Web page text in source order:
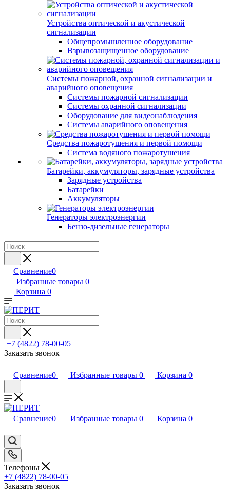
Устройства оптической и акустической
сигнализации
Общепромышленное оборудование
Взрывозащищенное оборудование
Системы пожарной, охранной сигнализации и
аварийного оповещения
Системы пожарной сигнализации
Системы охранной сигнализации
Оборудование для видеонаблюдения
Системы аварийного оповещения
Средства пожаротушения и первой помощи
Система водяного пожаротушения
Батарейки, аккумуляторы, зарядные устройства
Зарядные устройства
Батарейки
Аккумуляторы
Генераторы электроэнергии
Бензо-дизельные генераторы
Сравнение0
Избранные товары 0
Корзина 0
+7 (4822) 78-00-05
Заказать звонок
Сравнение0 Избранные товары 0 Корзина 0
Сравнение0 Избранные товары 0 Корзина 0
Телефоны
+7 (4822) 78-00-05
Заказать звонок